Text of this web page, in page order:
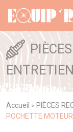
ENTRETIEN
Accueil > PIÈCES
POCHETTE
Panneau de